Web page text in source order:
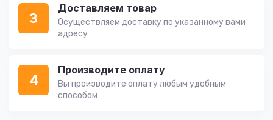
3
Доставляем товар
Осуществляем доставку по указанному вами
адресу
4
Производите оплату
Вы производите оплату любым удобным
способом